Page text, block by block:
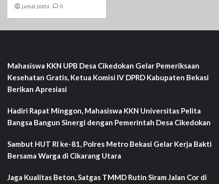
jamal zonta 0
Mahasiswa KKN UPB Desa Cikedokan Gelar Pemeriksaan
Kesehatan Gratis, Ketua Komisi IV DPRD Kabupaten Bekasi
Berikan Apresiasi
Hadiri Rapat Minggon, Mahasiswa KKN Universitas Pelita
Bangsa Bangun Sinergi dengan Pemerintah Desa Cikedokan
Sambut HUT RI ke-81, Polres Metro Bekasi Gelar Kerja Bakti
Bersama Warga di Cikarang Utara
Jaga Kualitas Beton, Satgas TMMD Rutin Siram Jalan Cor di